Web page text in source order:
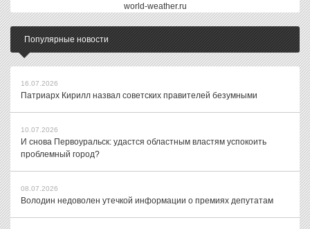
world-weather.ru
Популярные новости
16.07.2026
Патриарх Кирилл назвал советских правителей безумными
10.07.2026
И снова Первоуральск: удастся областным властям успокоить
проблемный город?
08.07.2026
Володин недоволен утечкой информации о премиях депутатам